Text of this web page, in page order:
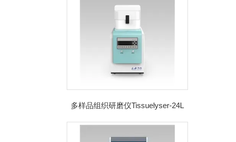
多样品组织研磨仪Tissuelyser-24L